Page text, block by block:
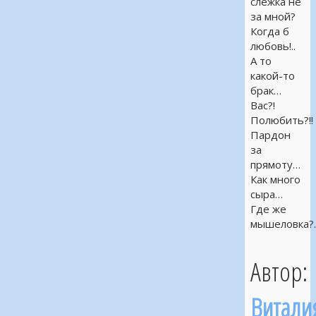
за мной?
Когда б
любовь!..
А то
какой-то
брак…
Вас?!
Полюбить?!!
Пардон
за
прямоту…
Как много
сыра…
Где же
Автор: